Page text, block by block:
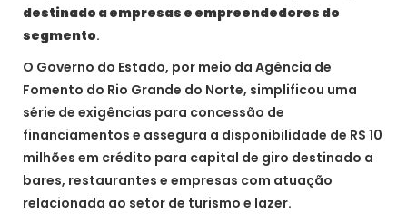
destinado a empresas e empreendedores do
segmento.
O Governo do Estado, por meio da Agência de
Fomento do Rio Grande do Norte, simplificou uma
série de exigências para concessão de
financiamentos e assegura a disponibilidade de R$ 10
milhões em crédito para capital de giro destinado a
bares, restaurantes e empresas com atuação
relacionada ao setor de turismo e lazer.